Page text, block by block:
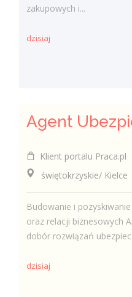
zakupowych i...
dzisiaj
Klient portalu Praca.pl
świętokrzyskie/ Kielce
Budowanie i
oraz relacji biznesowych
dobór rozwiązań
dzisiaj